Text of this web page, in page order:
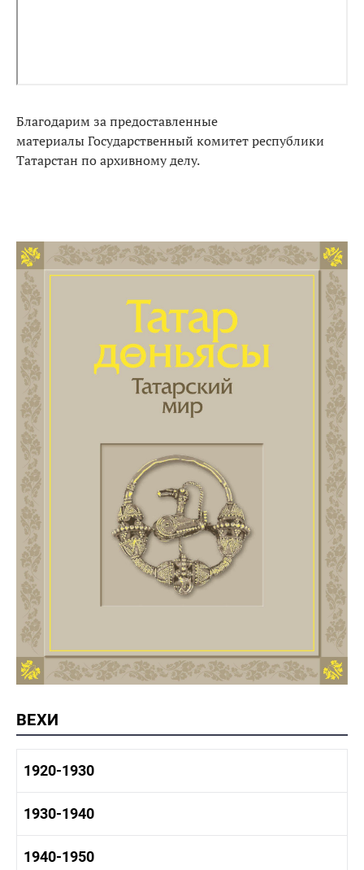
Благодарим за предоставленные
материалы Государственный комитет республики
Татарстан по архивному делу.
ВЕХИ
1920-1930
1920-1930 история
1920-1930 культура
1930-1940
1930-1940 история
1940-1950